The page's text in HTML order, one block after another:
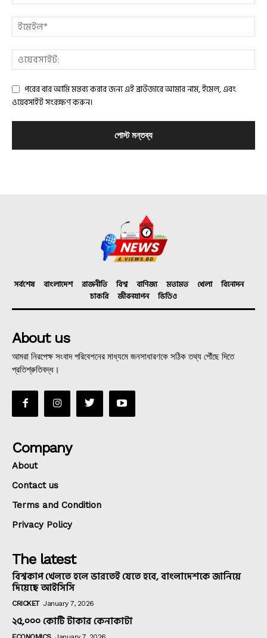
পরের বার আমি মন্তব্য করার জন্য এই ব্রাউজারে আমার নাম, ইমেল, এবং
ওয়েবসাইট সংরক্ষণ করুন।
সর্বশেষ বাংলাদেশ রাজনীতি বিশ্ব বাণিজ্য মতামত খেলা
বিনোদন
চাকরি
জীবনযাপন ভিডিও
About us
আমরা নিরপেক্ষ সংবাদ পরিবেশনের মাধ্যমে জনসাধারণকে সঠিক তথ্য পৌঁছে দিতে
প্রতিশ্রুতিবদ্ধ।
Company
About
Contact us
Terms and Condition
Privacy Policy
The latest
বিশ্বকাপ খেলতে হলে ভারতেই যেতে হবে, বাংলাদেশকে জানিয়ে
দিয়েছে আইসিসি
CRICKET January 7, 2026
২৫,০০০ কোটি টাকার কেনাকাটা